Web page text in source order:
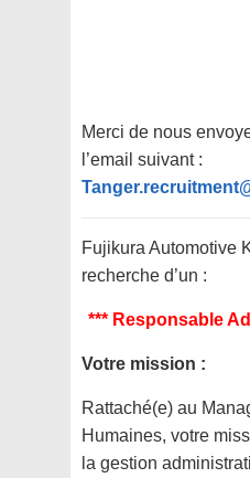
Merci de nous
l’email suivant :
Fujikura Automotive
recherche d’un :
*** Responsable
Votre mission :
Rattaché(e) au
Humaines, votre
la gestion